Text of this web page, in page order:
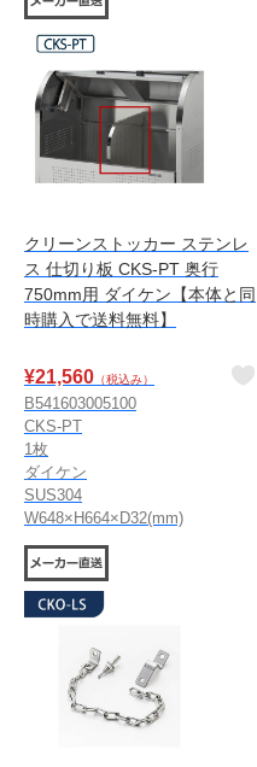
クリーンストッカー ステンレ
ス 仕切り板 CKS-PT 奥行
750mm用 ダイケン【本体と同
時購入で送料無料】
¥21,560 （税込み）
B541603005100
CKS-PT
1枚
ダイケン
SUS304
W648×H664×D32(mm)